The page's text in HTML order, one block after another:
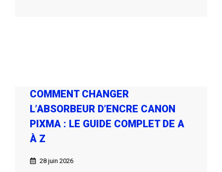
COMMENT CHANGER
L’ABSORBEUR D’ENCRE CANON
PIXMA : LE GUIDE COMPLET DE A
À Z
28 juin 2026